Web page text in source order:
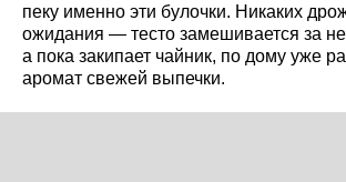
пеку именно эти булочки. Никаких
ожидания — тесто замешивается за
а пока закипает чайник, по дому уже
аромат свежей выпечки.